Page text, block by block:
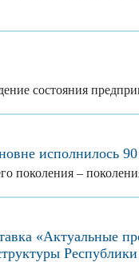
состояния
исполнилось 90
поколения –
«Актуальные